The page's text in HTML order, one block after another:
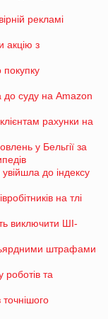
рекламі
акцію з
покупку
суду на Amazon
рахунки на
у Бельгії за
до індексу
на тлі
виключити ШІ-
штрафами
та